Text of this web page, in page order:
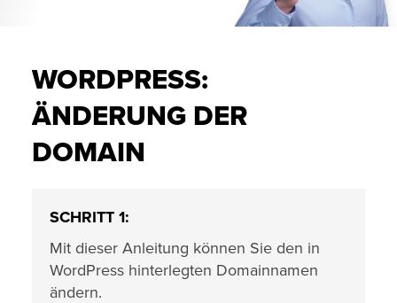
WORDPRESS:
ÄNDERUNG DER
DOMAIN
SCHRITT 1:
Mit dieser Anleitung können Sie den in
WordPress hinterlegten Domainnamen
ändern.